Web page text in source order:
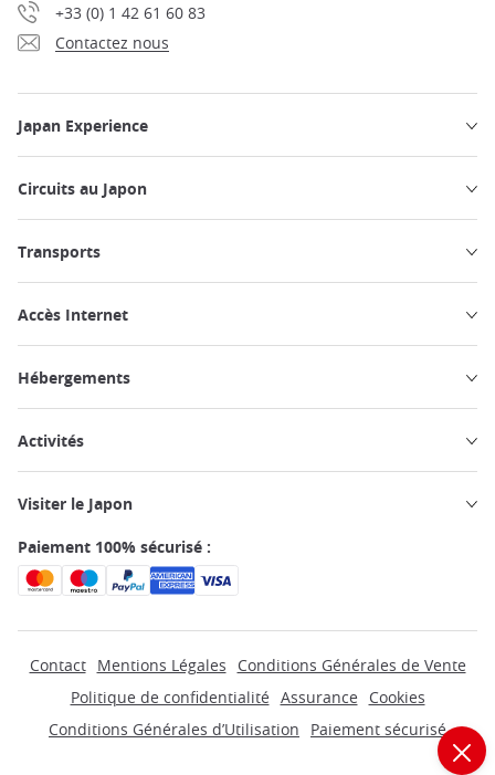
+33 (0) 1 42 61 60 83
Contactez nous
Japan Experience
Circuits au Japon
Transports
Accès Internet
Hébergements
Activités
Visiter le Japon
Paiement 100% sécurisé :
Contact Mentions Légales
Conditions Générales de Vente
Politique de confidentialité Assurance
Cookies
Conditions Générales d’Utilisation
Paiement sécurisé